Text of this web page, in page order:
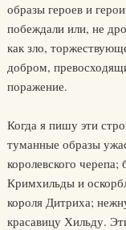
образы героев и
побеждали или, не
как зло,
добром,
поражение.
Когда я пишу эти
туманные образы
королевского
Кримхильды и
короля Дитриха;
красавицу Хильду.